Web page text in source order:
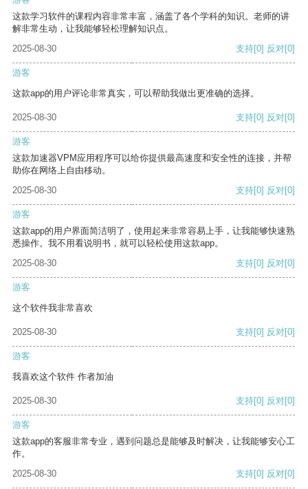
这款学习软件的课程内容非常丰富，涵盖了各个学科的知识。老师的讲
解非常生动，让我能够轻松理解知识点。
2025-08-30
支持[0] 反对[0]
游客
这款app的用户评论非常真实，可以帮助我做出更准确的选择。
2025-08-30 支持[0] 反对[0]
游客
这款加速器VPM应用程序可以给你提供最高速度和安全性的连接，并帮
助你在网络上自由移动。
2025-08-30
支持[0] 反对[0]
游客
这款app的用户界面简洁明了，使用起来非常容易上手，让我能够快速熟
悉操作。我不用看说明书，就可以轻松使用这款app。
2025-08-30
支持[0] 反对[0]
游客
这个软件我非常喜欢
2025-08-30 支持[0] 反对[0]
游客
我喜欢这个软件 作者加油
2025-08-30 支持[0] 反对[0]
游客
这款app的客服非常专业，遇到问题总是能够及时解决，让我能够安心工
作。
2025-08-30
支持[0] 反对[0]